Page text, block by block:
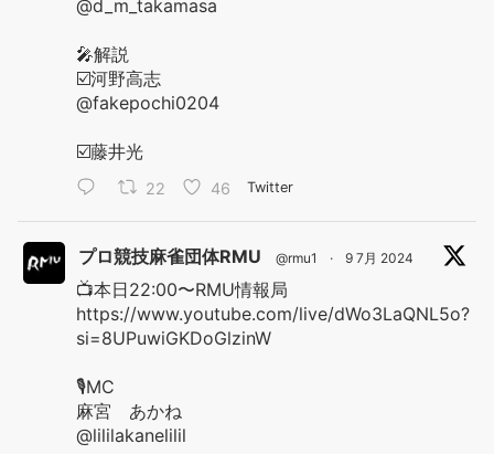
@d_m_takamasa
🎤解説
☑️河野高志
@fakepochi0204
☑️藤井光
22 46 Twitter
プロ競技麻雀団体RMU @rmu1 · 9 7月 2024
📺本日22:00〜RMU情報局
https://www.youtube.com/live/dWo3LaQNL5o?
si=8UPuwiGKDoGlzinW
🎙️MC
麻宮 あかね
@lililakanelilil